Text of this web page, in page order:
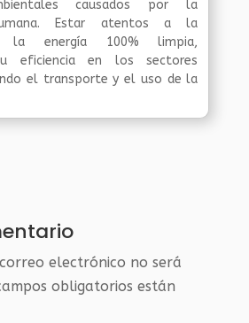
causados por la
Estar atentos a la
la energía 100% limpia,
eficiencia en los sectores
el transporte y el uso de la
electrónico no será
obligatorios están